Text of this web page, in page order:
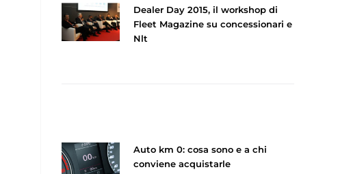
Dealer Day 2015, il workshop di
Fleet Magazine su concessionari e
Nlt
Auto km 0: cosa sono e a chi
conviene acquistarle